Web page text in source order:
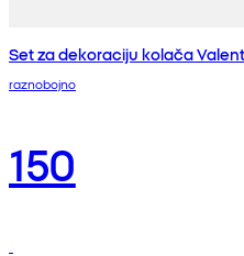
Set za dekoraciju kolača
raznobojno
150